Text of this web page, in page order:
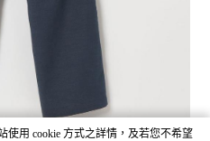
使用 cookie 方式之詳情，及若您不希望